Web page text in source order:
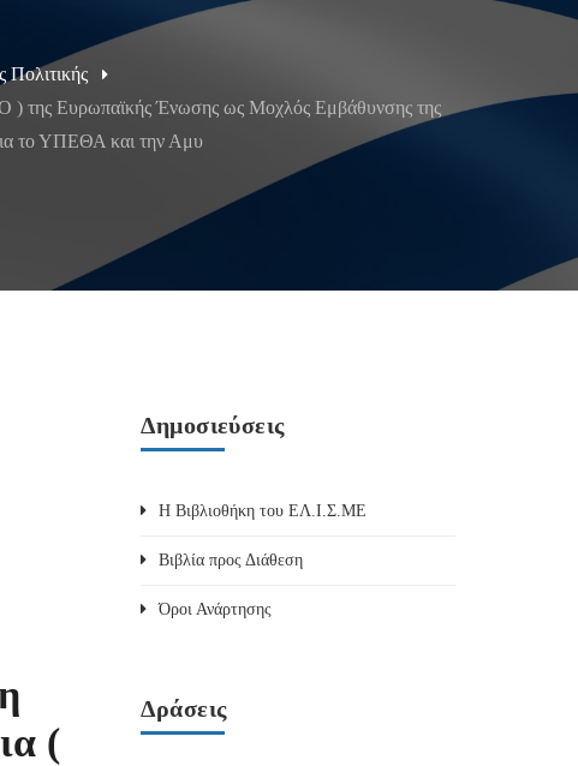
) της Ευρωπαϊκής Ένωσης ως Μοχλός Εμβάθυνσης της
το ΥΠΕΘΑ και την Αμυ
(
Δημοσιεύσεις
Η Βιβλιοθήκη του ΕΛ.Ι.Σ.ΜΕ
Βιβλία προς Διάθεση
Όροι Ανάρτησης
Δράσεις